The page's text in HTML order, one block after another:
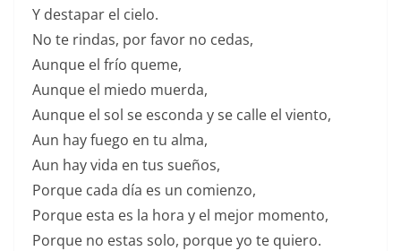
Y destapar el cielo.
No te rindas, por favor no cedas,
Aunque el frío queme,
Aunque el miedo muerda,
Aunque el sol se esconda y se calle el viento,
Aun hay fuego en tu alma,
Aun hay vida en tus sueños,
Porque cada día es un comienzo,
Porque esta es la hora y el mejor momento,
Porque no estas solo, porque yo te quiero.